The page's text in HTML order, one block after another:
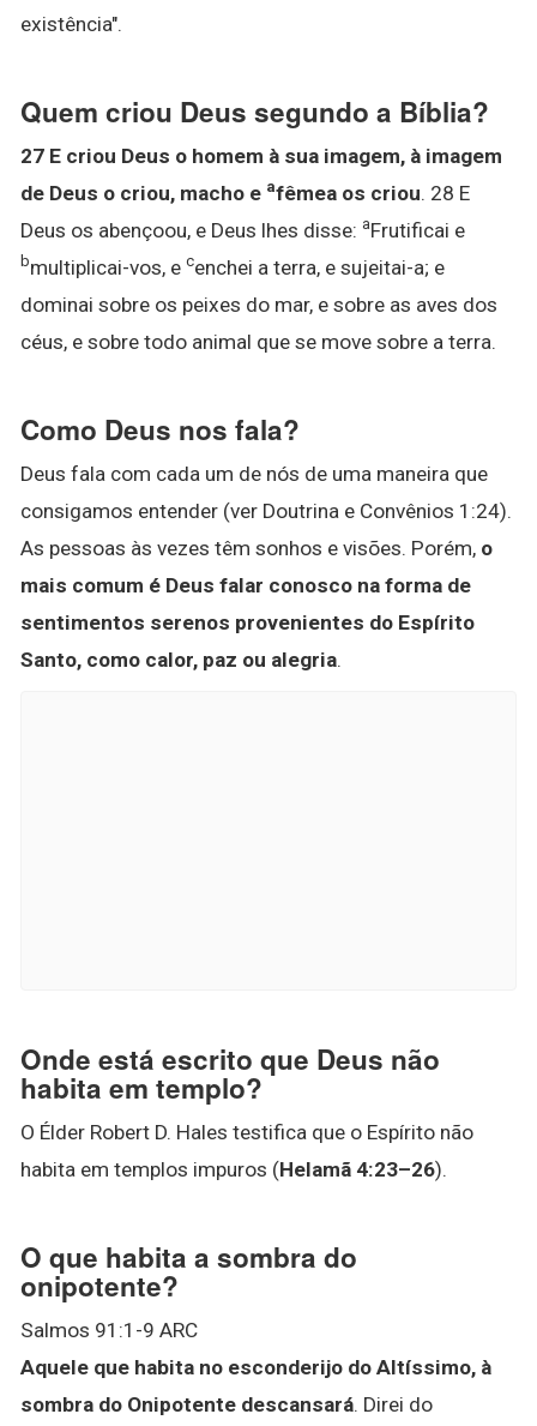
existência".
Quem criou Deus segundo a Bíblia?
27 E criou Deus o homem à sua imagem, à imagem
de Deus o criou, macho e afêmea os criou. 28 E
Deus os abençoou, e Deus lhes disse: aFrutificai e
bmultiplicai-vos, e cenchei a terra, e sujeitai-a; e
dominai sobre os peixes do mar, e sobre as aves dos
céus, e sobre todo animal que se move sobre a terra.
Como Deus nos fala?
Deus fala com cada um de nós de uma maneira que
consigamos entender (ver Doutrina e Convênios 1:24).
As pessoas às vezes têm sonhos e visões. Porém, o
mais comum é Deus falar conosco na forma de
sentimentos serenos provenientes do Espírito
Santo, como calor, paz ou alegria.
Onde está escrito que Deus não
habita em templo?
O Élder Robert D. Hales testifica que o Espírito não
habita em templos impuros (Helamã 4:23–26).
O que habita a sombra do
onipotente?
Salmos 91:1-9 ARC
Aquele que habita no esconderijo do Altíssimo, à
sombra do Onipotente descansará. Direi do